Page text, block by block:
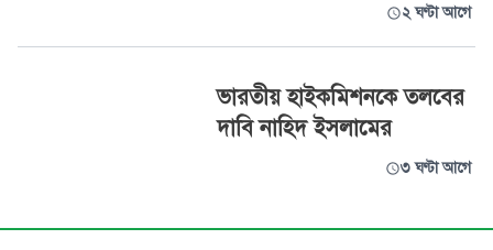
২ ঘণ্টা আগে
ভারতীয় হাইকমিশনকে তলবের
দাবি নাহিদ ইসলামের
৩ ঘণ্টা আগে